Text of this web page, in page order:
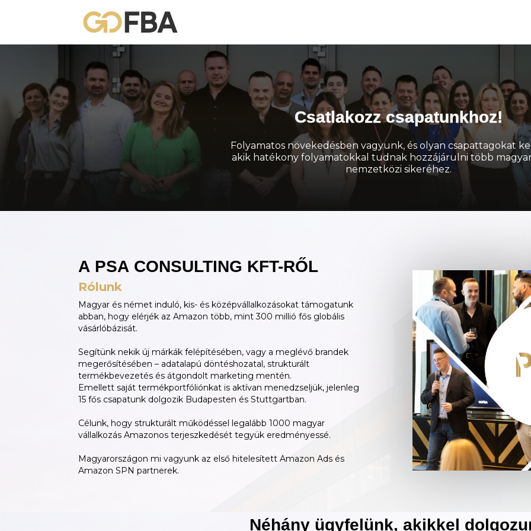
Csatlakozz csapatunkhoz!
Folyamatos növekedésben vagyunk, és olyan csapattagokat
akik hatékony folyamatokkal tudnak hozzájárulni több
nemzetközi sikeréhez.
A PSA CONSULTING KFT-RŐL
Rólunk
Magyar és német induló, kis- és középvállalkozásokat támogatunk
abban, hogy elérjék az Amazon több, mint 300 millió fős globális
vásárlóbázisát.
Segítünk nekik új márkák felépítésében, vagy a meglévő brandek
megerősítésében – adatalapú döntéshozatal, strukturált
termékbevezetés és átgondolt marketing mentén.
Emellett saját termékportfóliónkat is aktívan menedzseljük, jelenleg
15 fős csapatunk dolgozik Budapesten és Stuttgartban.
Célunk, hogy strukturált működéssel legalább 1000 magyar
vállalkozás Amazonos terjeszkedését tegyük eredményessé.
Magyarországon mi vagyunk az első hitelesített Amazon Ads és
Amazon SPN partnerek.
Néhány ügyfelünk, akikkel